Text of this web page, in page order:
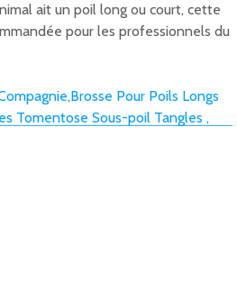
ait un poil long ou court, cette
pour les professionnels du